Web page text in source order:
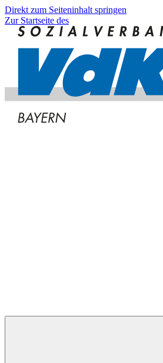
Direkt zum Seiteninhalt springen
Zur Startseite des